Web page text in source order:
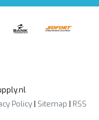
Policy| Sitemap | RSS